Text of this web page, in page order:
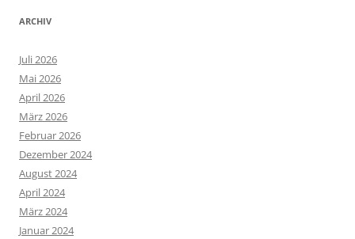
ARCHIV
Juli 2026
Mai 2026
April 2026
März 2026
Februar 2026
Dezember 2024
August 2024
April 2024
März 2024
Januar 2024